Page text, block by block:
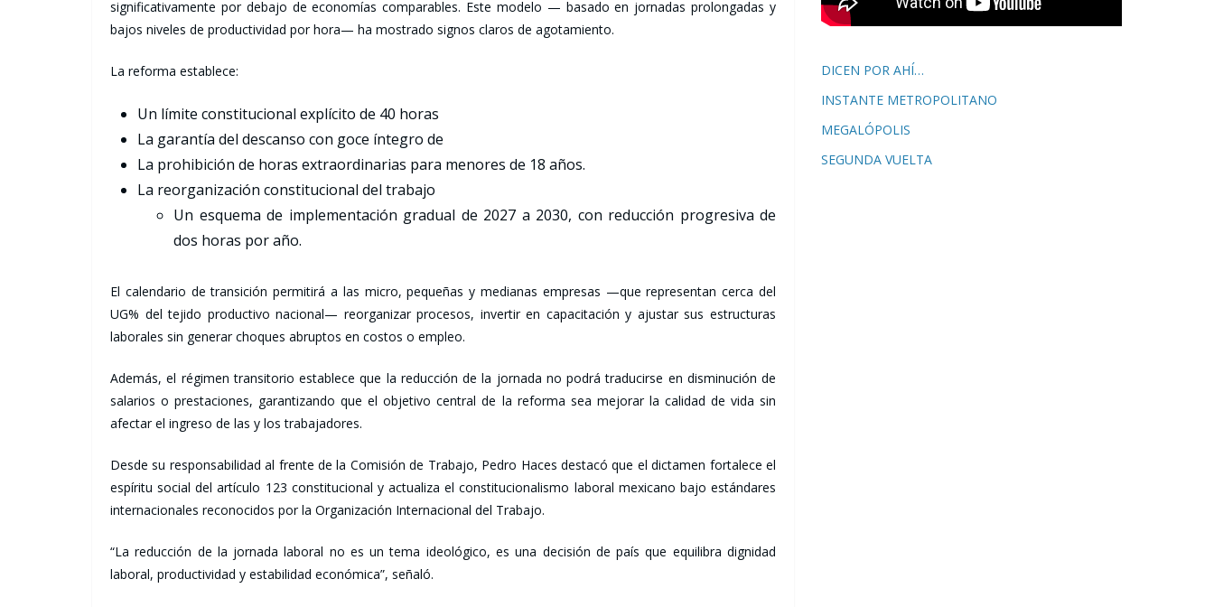
significativamente por debajo de economías comparables. Este modelo — basado en jornadas prolongadas y
bajos niveles de productividad por hora— ha mostrado signos claros de agotamiento.
La reforma establece:
Un límite constitucional explícito de 40 horas
La garantía del descanso con goce íntegro de
La prohibición de horas extraordinarias para menores de 18 años.
La reorganización constitucional del trabajo
Un esquema de implementación gradual de 2027 a 2030, con reducción progresiva de
dos horas por año.
El calendario de transición permitirá a las micro, pequeñas y medianas empresas —que representan cerca del
UG% del tejido productivo nacional— reorganizar procesos, invertir en capacitación y ajustar sus estructuras
laborales sin generar choques abruptos en costos o empleo.
Además, el régimen transitorio establece que la reducción de la jornada no podrá traducirse en disminución de
salarios o prestaciones, garantizando que el objetivo central de la reforma sea mejorar la calidad de vida sin
afectar el ingreso de las y los trabajadores.
Desde su responsabilidad al frente de la Comisión de Trabajo, Pedro Haces destacó que el dictamen fortalece el
espíritu social del artículo 123 constitucional y actualiza el constitucionalismo laboral mexicano bajo estándares
internacionales reconocidos por la Organización Internacional del Trabajo.
“La reducción de la jornada laboral no es un tema ideológico, es una decisión de país que equilibra dignidad
laboral, productividad y estabilidad económica”, señaló.
DICEN POR AHÍ…
INSTANTE METROPOLITANO
MEGALÓPOLIS
SEGUNDA VUELTA